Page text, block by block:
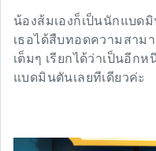
น้องส้มเองก็เป็นนักแบด
เธอได้สืบทอดความสาม
เต็มๆ เรียกได้ว่าเป็นอีก
แบดมินตันเลยทีเดียวค่ะ